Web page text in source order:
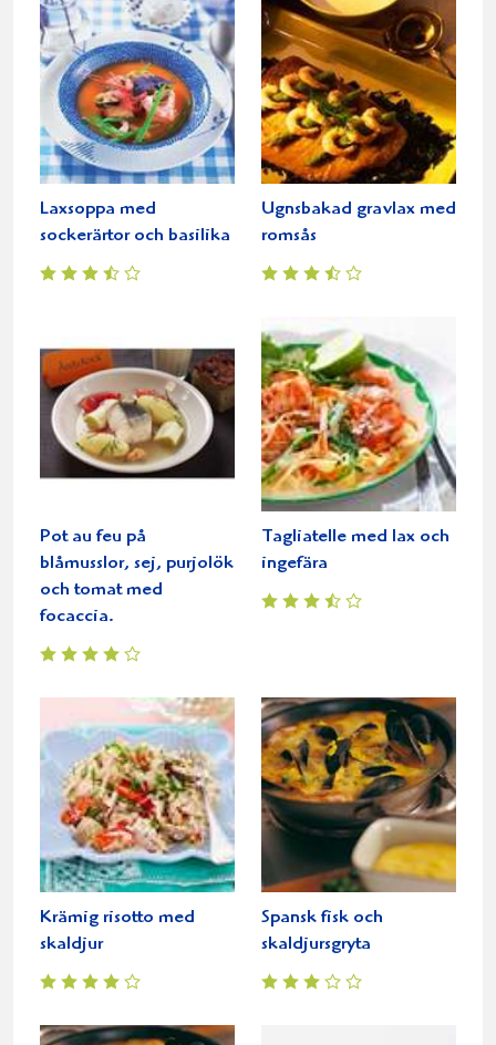
Laxsoppa med
sockerärtor och basilika
Ugnsbakad gravlax med
romsås
Pot au feu på
blåmusslor, sej, purjolök
och tomat med
focaccia.
Tagliatelle med lax och
ingefära
Krämig risotto med
skaldjur
Spansk fisk och
skaldjursgryta